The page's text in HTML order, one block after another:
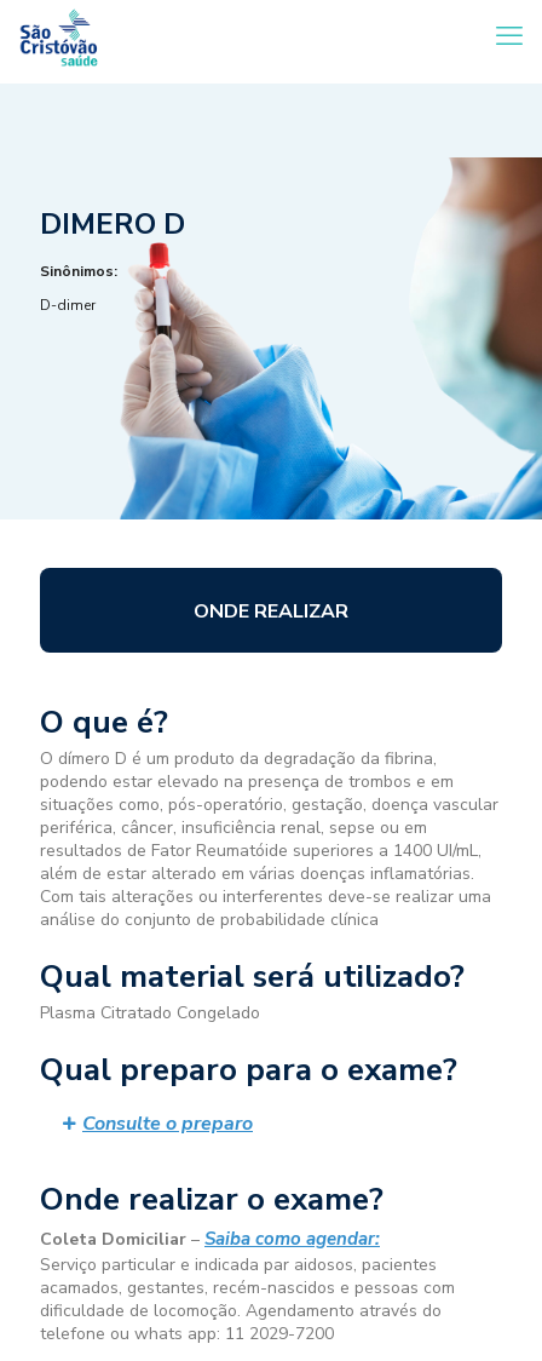
DIMERO D
Sinônimos:
D-dimer
ONDE REALIZAR
O que é?
O dímero D é um produto da degradação da fibrina,
podendo estar elevado na presença de trombos e em
situações como, pós-operatório, gestação, doença vascular
periférica, câncer, insuficiência renal, sepse ou em
resultados de Fator Reumatóide superiores a 1400 UI/mL,
além de estar alterado em várias doenças inflamatórias.
Com tais alterações ou interferentes deve-se realizar uma
análise do conjunto de probabilidade clínica
Qual material será utilizado?
Plasma Citratado Congelado
Qual preparo para o exame?
Consulte o preparo
Onde realizar o exame?
Coleta Domiciliar – Saiba como agendar:
Serviço particular e indicada par aidosos, pacientes
acamados, gestantes, recém-nascidos e pessoas com
dificuldade de locomoção. Agendamento através do
telefone ou whats app: 11 2029-7200